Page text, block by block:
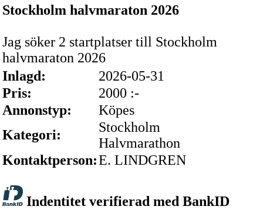
Stockholm halvmaraton 2026
Jag söker 2 startplatser till Stockholm
halvmaraton 2026
Inlagd:
2026-05-31
Pris:
2000 :-
Annonstyp:
Köpes
Kategori:
Stockholm
Halvmarathon
Kontaktperson:E. LINDGREN
Indentitet verifierad med BankID